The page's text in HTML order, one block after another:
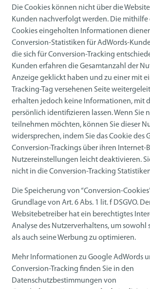
Die Cookies können nicht über die
Kunden nachverfolgt werden. Die mithilfe
Cookies eingeholten Informationen
Conversion-Statistiken für AdWords-
die sich für Conversion-Tracking
Kunden erfahren die Gesamtanzahl der
Anzeige geklickt haben und zu einer mit
Tracking-Tag versehenen Seite
erhalten jedoch keine Informationen, mit
persönlich identifizieren lassen. Wenn Sie
teilnehmen möchten, können Sie dieser
widersprechen, indem Sie das Cookie des
Conversion-Trackings über ihren Internet-
Nutzereinstellungen leicht deaktivieren.
nicht in die Conversion-Tracking
Die Speicherung von “Conversion-
Grundlage von Art. 6 Abs. 1 lit. f DSGVO.
Websitebetreiber hat ein berechtigtes
Analyse des Nutzerverhaltens, um sowohl
als auch seine Werbung zu optimieren.
Mehr Informationen zu Google AdWords
Conversion-Tracking finden Sie in den
Datenschutzbestimmungen von